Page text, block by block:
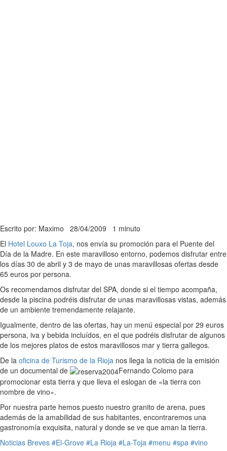
Escrito por: Maximo 28/04/2009 1 minuto
El Hotel Louxo La Toja, nos envía su promoción para el Puente del
Día de la Madre. En este maravilloso entorno, podemos disfrutar entre
los días 30 de abril y 3 de mayo de unas maravillosas ofertas desde
65 euros por persona.
Os recomendamos disfrutar del SPA, donde si el tiempo acompaña,
desde la piscina podréis disfrutar de unas maravillosas vistas, además
de un ambiente tremendamente relajante.
Igualmente, dentro de las ofertas, hay un menú especial por 29 euros
persona, iva y bebida incluídos, en el que podréis disfrutar de algunos
de los mejores platos de estos maravillosos mar y tierra gallegos.
De la oficina de Turismo de la Rioja nos llega la noticia de la emisión
de un documental de
Fernando Colomo para
promocionar esta tierra y que lleva el eslogan de «la tierra con
nombre de vino».
Por nuestra parte hemos puesto nuestro granito de arena, pues
además de la amabilidad de sus habitantes, encontraremos una
gastronomía exquisita, natural y donde se ve que aman la tierra.
Noticias Breves #El-Grove #La Rioja #La-Toja #menu #spa #vino